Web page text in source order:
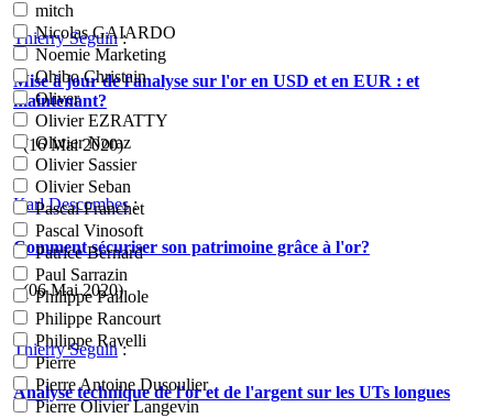
mitch
Nicolas GAIARDO
Noemie Marketing
Ohibo Christain
Oliver
Olivier EZRATTY
Olivier Noraz
Olivier Sassier
Olivier Seban
Pascal Franchet
Pascal Vinosoft
Patrice Bernard
Paul Sarrazin
Philippe Paillole
Philippe Rancourt
Philippe Ravelli
Pierre
Pierre Antoine Dusoulier
Pierre Olivier Langevin
Thierry Seguin:
Mise à jour de l'analyse sur l'or en USD et en EUR : et
maintenant?
- (16 Mai 2020)
Karl Descombes:
Comment sécuriser son patrimoine grâce à l'or?
- (06 Mai 2020)
Thierry Seguin:
Analyse technique de l'or et de l'argent sur les UTs longues